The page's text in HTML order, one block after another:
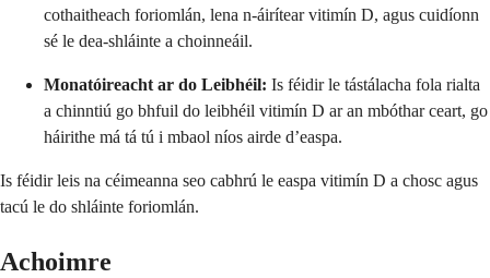
cothaitheach foriomlán, lena n-áirítear vitimín D, agus cuidíonn
sé le dea-shláinte a choinneáil.
Monatóireacht ar do Leibhéil: Is féidir le tástálacha fola rialta
a chinntiú go bhfuil do leibhéil vitimín D ar an mbóthar ceart, go
háirithe má tá tú i mbaol níos airde d’easpa.
Is féidir leis na céimeanna seo cabhrú le easpa vitimín D a chosc agus
tacú le do shláinte foriomlán.
Achoimre